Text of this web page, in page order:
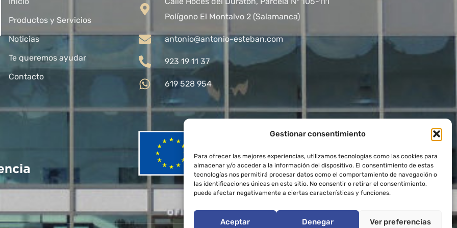
Gestionar consentimiento
Para ofrecer las mejores experiencias, utilizamos tecnologías como las cookies para
almacenar y/o acceder a la información del dispositivo. El consentimiento de estas
tecnologías nos permitirá procesar datos como el comportamiento de navegación o
las identificaciones únicas en este sitio. No consentir o retirar el consentimiento,
puede afectar negativamente a ciertas características y funciones.
Aceptar Denegar Ver preferencias
Productos y Servicios
Noticias
Te queremos ayudar
Contacto
Polígono El Montalvo 2 (Salamanca)
antonio@antonio-esteban.com
923 19 11 37
619 528 954